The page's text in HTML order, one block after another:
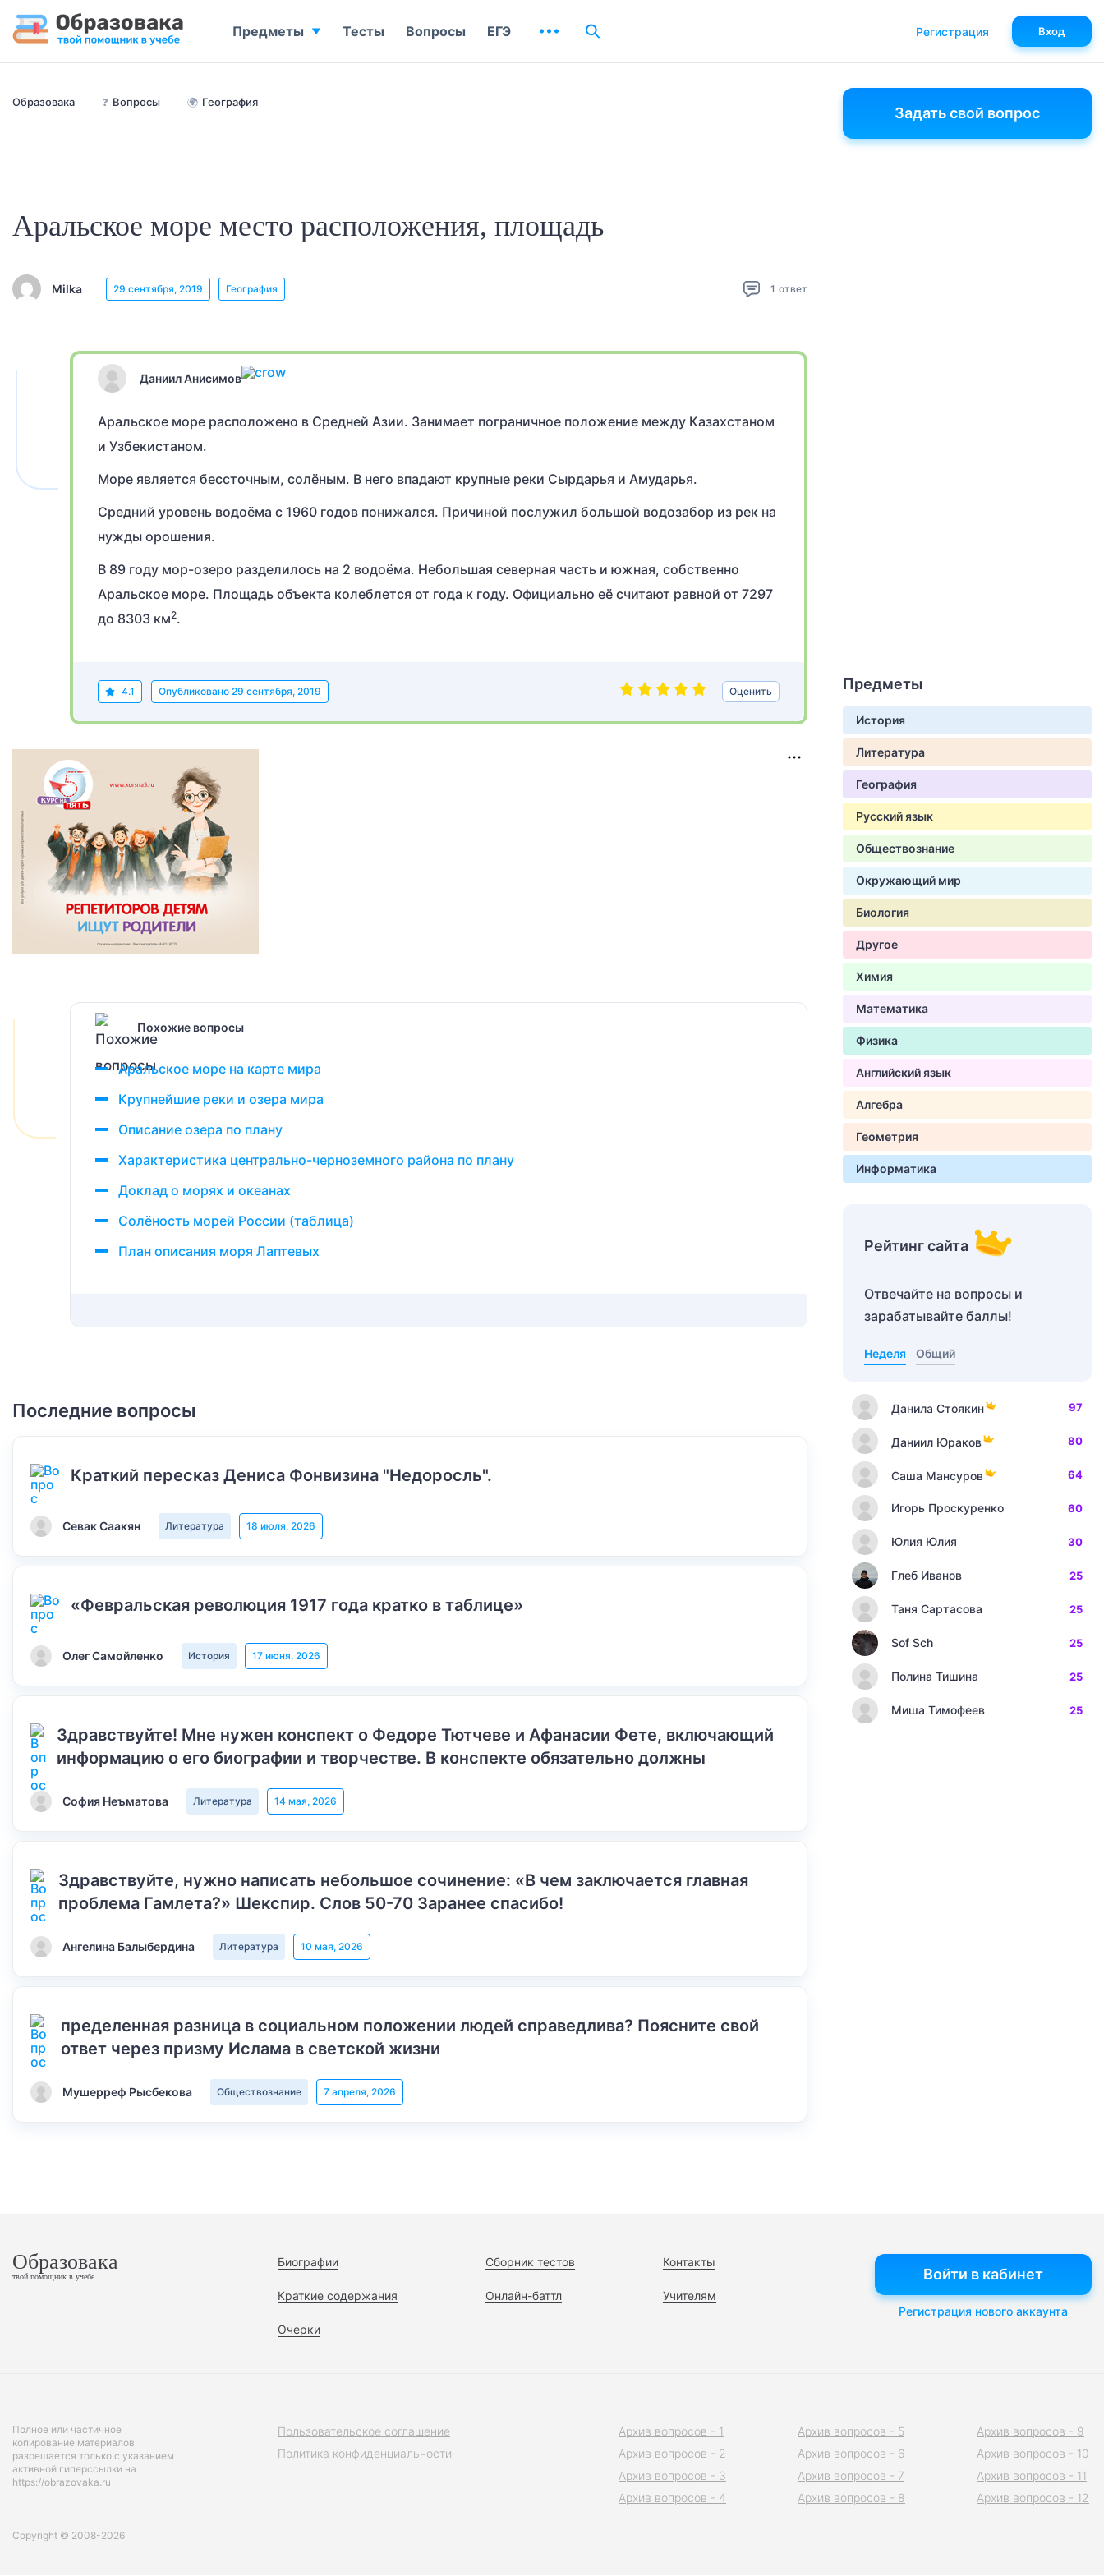
Образовака ❓ Вопросы 🌍 География
Аральское море место расположения, площадь
Milka 29 сентября, 2019 География 1 ответ
Даниил Анисимов
Аральское море расположено в Средней Азии. Занимает пограничное положение между Казахстаном
и Узбекистаном.
Море является бессточным, солёным. В него впадают крупные реки Сырдарья и Амударья.
Средний уровень водоёма с 1960 годов понижался. Причиной послужил большой водозабор из рек на
нужды орошения.
В 89 году мор-озеро разделилось на 2 водоёма. Небольшая северная часть и южная, собственно
Аральское море. Площадь объекта колеблется от года к году. Официально её считают равной от 7297
до 8303 км2.
4.1 Опубликовано 29 сентября, 2019 Оценить
Похожие вопросы
Аральское море на карте мира
Крупнейшие реки и озера мира
Описание озера по плану
Характеристика центрально-черноземного района по плану
Доклад о морях и океанах
Солёность морей России (таблица)
План описания моря Лаптевых
Последние вопросы
Краткий пересказ Дениса Фонвизина "Недоросль".
Севак Саакян Литература 18 июля, 2026
«Февральская революция 1917 года кратко в таблице»
Олег Самойленко История 17 июня, 2026
Здравствуйте! Мне нужен конспект о Федоре Тютчеве и Афанасии Фете, включающий
информацию о его биографии и творчестве. В конспекте обязательно должны
София Неъматова Литература 14 мая, 2026
Здравствуйте, нужно написать небольшое сочинение: «В чем заключается главная
проблема Гамлета?» Шекспир. Слов 50-70 Заранее спасибо!
Ангелина Балыбердина Литература 10 мая, 2026
пределенная разница в социальном положении людей справедлива? Поясните свой
ответ через призму Ислама в светской жизни
Мушерреф Рысбекова Обществознание 7 апреля, 2026
Задать свой вопрос
Предметы
История
Литература
География
Русский язык
Обществознание
Окружающий мир
Биология
Другое
Химия
Математика
Физика
Английский язык
Алгебра
Геометрия
Информатика
Рейтинг сайта
Отвечайте на вопросы и
зарабатывайте баллы!
Неделя Общий
Данила Стоякин 97
Даниил Юраков 80
Саша Мансуров 64
Игорь Проскуренко 60
Юлия Юлия 30
Глеб Иванов 25
Таня Сартасова 25
Sof Sch 25
Полина Тишина 25
Миша Тимофеев 25
Предметы Тесты Вопросы ЕГЭ Регистрация Вход
Образовака
твой помощник в учебе
Биографии
Краткие содержания
Очерки
Сборник тестов
Онлайн-баттл
Контакты
Учителям
Войти в кабинет
Регистрация нового аккаунта
Полное или частичное
копирование материалов
разрешается только с указанием
активной гиперссылки на
https://obrazovaka.ru
Пользовательское соглашение
Политика конфиденциальности
Архив вопросов - 1
Архив вопросов - 2
Архив вопросов - 3
Архив вопросов - 4
Архив вопросов - 5
Архив вопросов - 6
Архив вопросов - 7
Архив вопросов - 8
Архив вопросов - 9
Архив вопросов - 10
Архив вопросов - 11
Архив вопросов - 12
Copyright © 2008-2026